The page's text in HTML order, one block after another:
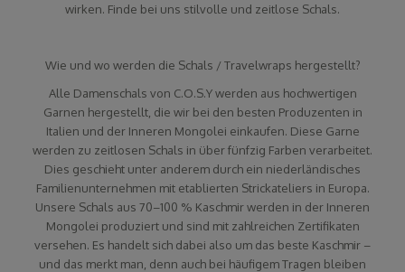
wirken. Finde bei uns stilvolle und zeitlose Schals.
Wie und wo werden die Schals / Travelwraps hergestellt?
Alle Damenschals von C.O.S.Y werden aus hochwertigen
Garnen hergestellt, die wir bei den besten Produzenten in
Italien und der Inneren Mongolei einkaufen. Diese Garne
werden zu zeitlosen Schals in über fünfzig Farben verarbeitet.
Dies geschieht unter anderem durch ein niederländisches
Familienunternehmen mit etablierten Strickateliers in Europa.
Unsere Schals aus 70–100 % Kaschmir werden in der Inneren
Mongolei produziert und sind mit zahlreichen Zertifikaten
versehen. Es handelt sich dabei also um das beste Kaschmir –
und das merkt man, denn auch bei häufigem Tragen bleiben